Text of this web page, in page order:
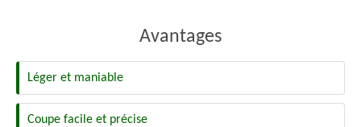
Avantages
Léger et maniable
Coupe facile et précise